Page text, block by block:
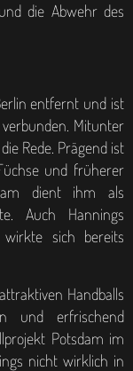
die Abwehr des
entfernt und ist
Mitunter
Rede. Prägend ist
und früherer
dient ihm als
Auch Hannings
wirkte sich bereits
Handballs
und erfrischend
Potsdam im
nicht wirklich in